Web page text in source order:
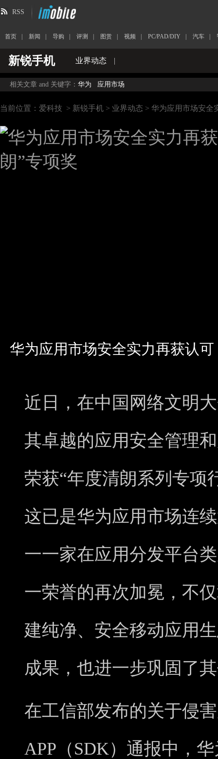
RSS
首页 新闻 导购 评测 图赏 视频 PC/PAD/DIY 汽车
新锐手机 业界动态 |
相关文章 and 关键字： 华为 应用市场
当前位置： 爱科技 > 新锐手机 > 业界动态 > 华为应用市场安全
华为应用市场安全实力再获认
近日，在中国网络文明
其卓越的应用安全管理
荣获“年度清朗系列专项
这已是华为应用市场连
一一家在应用分发平台
一荣誉的再次加冕，不
建纯净、安全移动应用
成果，也进一步巩固了
在工信部发布的关于侵
APP（SDK）通报中，